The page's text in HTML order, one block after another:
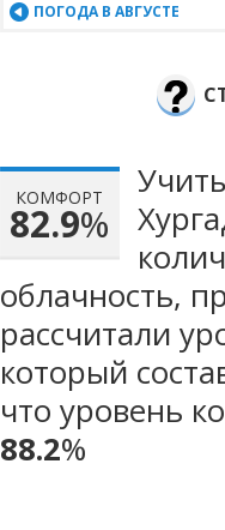
ПОГОДА В АВГУСТЕ
КОМФОРТ
82.9%
облачность,
рассчитали
который
что уровень
88.2%